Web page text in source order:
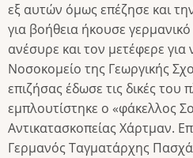
εξ αυτών όμως επέζησε και
για βοήθεια ήκουσε
ανέσυρε και τον μετέφερε
Νοσοκομείο της Γεωργικής
επιζήσας έδωσε τις δικές του
εμπλουτίστηκε ο «φάκελλος
Αντικατασκοπείας Χάρτμαν.
Γερμανός Ταγματάρχης